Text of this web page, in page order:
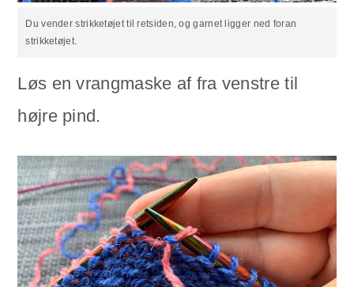
Du vender strikketøjet til retsiden, og garnet ligger ned foran
strikketøjet.
Løs en vrangmaske af fra venstre til
højre pind.